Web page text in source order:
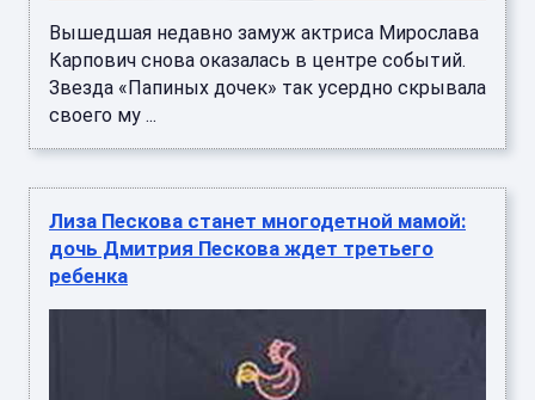
Вышедшая недавно замуж актриса Мирослава
Карпович снова оказалась в центре событий.
Звезда «Папиных дочек» так усердно скрывала
своего му ...
Лиза Пескова станет многодетной мамой:
дочь Дмитрия Пескова ждет третьего
ребенка